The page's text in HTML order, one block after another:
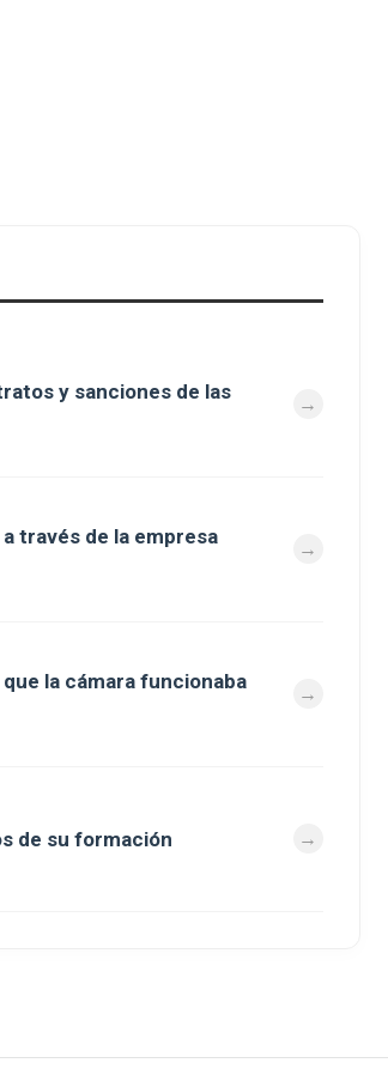
y sanciones de las
través de la empresa
la cámara funcionaba
de su formación